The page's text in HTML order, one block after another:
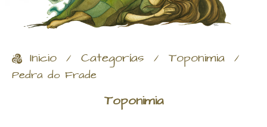
Inicio / Categorías / Toponimia /
Pedra do Frade
Toponimia